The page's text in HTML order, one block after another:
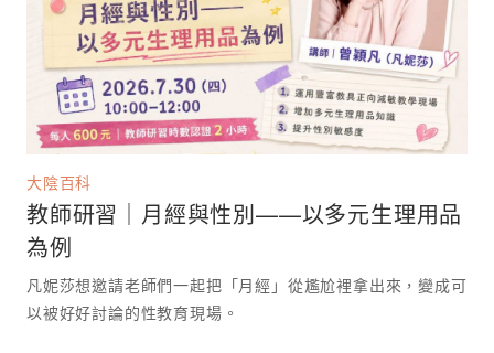
大陰百科
教師研習｜月經與性別——以多元生理用品
為例
凡妮莎想邀請老師們一起把「月經」從尷尬裡拿出來，變成可